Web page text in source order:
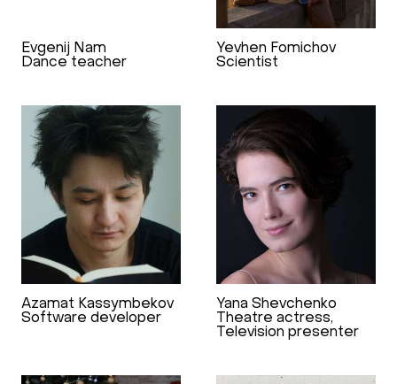
Evgenij Nam
Dance teacher
Yevhen Fomichov
Scientist
Azamat Kassymbekov
Software developer
Yana Shevchenko
Theatre actress,
Television presenter